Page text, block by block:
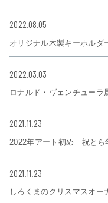
2022.08.05
オリジナル木製キーホルダ
2022.03.03
ロナルド・ヴェンチュー
2021.11.23
2022年アート初め 祝とら
2021.11.23
しろくまのクリスマスオー